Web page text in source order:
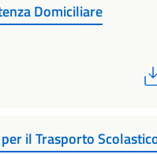
Domiciliare
il Trasporto